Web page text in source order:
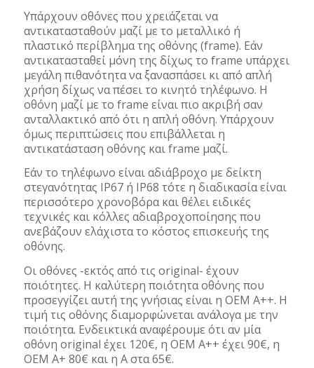
Υπάρχουν οθόνες που χρειάζεται να
αντικατασταθούν μαζί με το μεταλλικό ή
πλαστικό περίβλημα της οθόνης (frame). Εάν
αντικατασταθεί μόνη της δίχως το frame υπάρχει
μεγάλη πιθανότητα να ξανασπάσει κι από απλή
χρήση δίχως να πέσει το κινητό τηλέφωνο. Η
οθόνη μαζί με το frame είναι πιο ακριβή σαν
ανταλλακτικό από ότι η απλή οθόνη. Υπάρχουν
όμως περιπτώσεις που επιβάλλεται η
αντικατάσταση οθόνης και frame μαζί.
Εάν το τηλέφωνο είναι αδιάβροχο με δείκτη
στεγανότητας IP67 ή IP68 τότε η διαδικασία είναι
περισσότερο χρονοβόρα και θέλει ειδικές
τεχνικές και κόλλες αδιαβροχοποίησης που
ανεβάζουν ελάχιστα το κόστος επισκευής της
οθόνης.
Οι οθόνες -εκτός από τις original- έχουν
ποιότητες. Η καλύτερη ποιότητα οθόνης που
προσεγγίζει αυτή της γνήσιας είναι η OEM A++. Η
τιμή τις οθόνης διαμορφώνεται ανάλογα με την
ποιότητα. Ενδεικτικά αναφέρουμε ότι αν μία
οθόνη original έχει 120€, η OEM A++ έχει 90€, η
OEM A+ 80€ και η A στα 65€.